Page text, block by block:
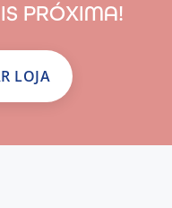
PRÓXIMA!
LOJA